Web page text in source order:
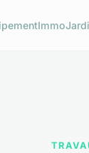
Immo